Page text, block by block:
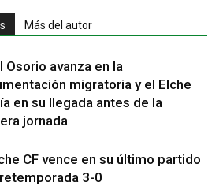
Más del autor
Osorio avanza en la
migratoria y el Elche
en su llegada antes de la
jornada
CF vence en su último partido
3-0